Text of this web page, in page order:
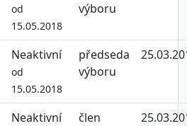
od
15.05.2018
výboru
Neaktivní
od
15.05.2018
předseda
výboru
Neaktivní
člen